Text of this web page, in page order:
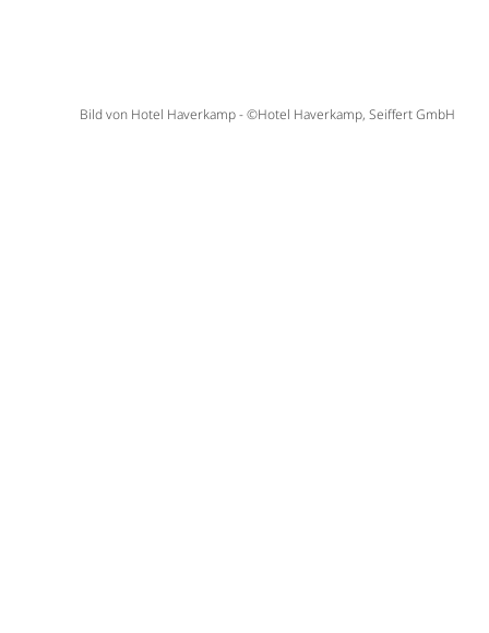
Bild von Hotel Haverkamp - ©Hotel Haverkamp, Seiffert GmbH